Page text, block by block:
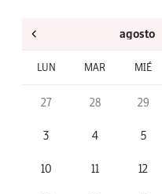
LUN MAR MIÉ
27 28 29
3 4 5
10 11 12